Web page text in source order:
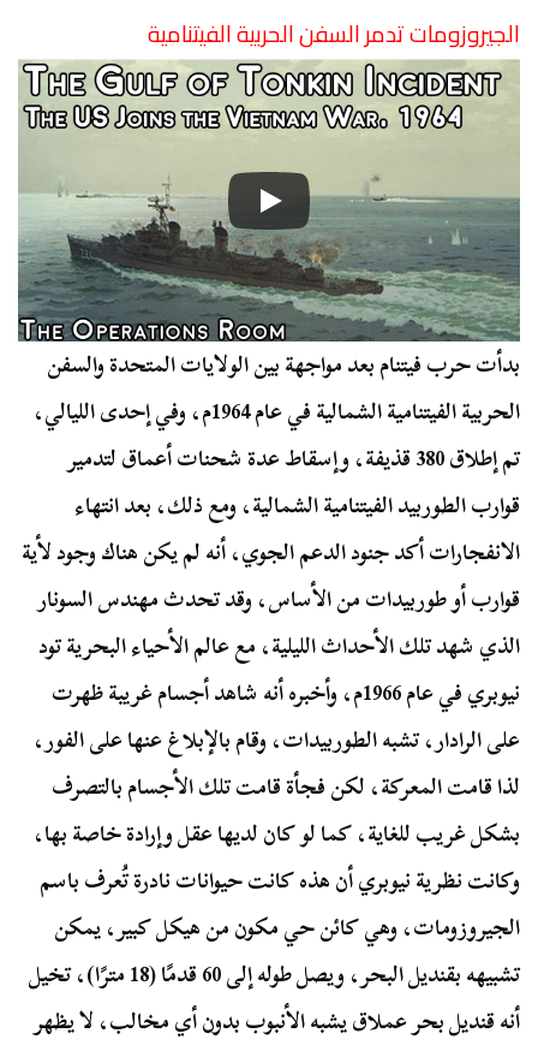
الجيروزومات تدمر السفن الحربية الفيتنامية
بدأت حرب فيتنام بعد مواجهة بين الولايات المتحدة والسفن
الحربية الفيتنامية الشمالية في عام 1964م، وفي إحدى الليالي،
تم إطلاق 380 قذيفة، وإسقاط عدة شحنات أعماق لتدمير
قوارب الطوربيد الفيتنامية الشمالية، ومع ذلك، بعد انتهاء
الانفجارات أكد جنود الدعم الجوي، أنه لم يكن هناك وجود لأية
قوارب أو طوربيدات من الأساس، وقد تحدث مهندس السونار
الذي شهد تلك الأحداث الليلية، مع عالم الأحياء البحرية تود
نيوبري في عام 1966م، وأخبره أنه شاهد أجسام غريبة ظهرت
على الرادار، تشبه الطوربيدات، وقام بالإبلاغ عنها على الفور،
لذا قامت المعركة، لكن فجأة قامت تلك الأجسام بالتصرف
بشكل غريب للغاية، كما لو كان لديها عقل وإرادة خاصة بها،
وكانت نظرية نيوبري أن هذه كانت حيوانات نادرة تُعرف باسم
الجيروزومات، وهي كائن حي مكون من هيكل كبير، يمكن
تشبيهه بقنديل البحر، ويصل طوله إلى 60 قدمًا (18 مترًا)، تخيل
أنه قنديل بحر عملاق يشبه الأنبوب بدون أي مخالب، لا يظهر